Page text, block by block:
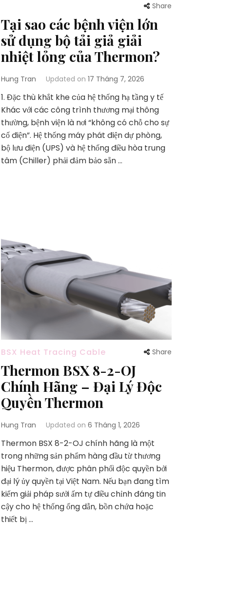
Share
Tại sao các bệnh viện lớn
sử dụng bộ tải giả giải
nhiệt lỏng của Thermon?
Hung Tran Updated on 17 Tháng 7, 2026
1. Đặc thù khắt khe của hệ thống hạ tầng y tế
Khác với các công trình thương mại thông
thường, bệnh viện là nơi “không có chỗ cho sự
cố điện”. Hệ thống máy phát điện dự phòng,
bộ lưu điện (UPS) và hệ thống điều hòa trung
tâm (Chiller) phải đảm bảo sẵn …
BSX Heat Tracing Cable Share
Thermon BSX 8-2-OJ
Chính Hãng – Đại Lý Độc
Quyền Thermon
Hung Tran Updated on 6 Tháng 1, 2026
Thermon BSX 8-2-OJ chính hãng là một
trong những sản phẩm hàng đầu từ thương
hiệu Thermon, được phân phối độc quyền bởi
đại lý ủy quyền tại Việt Nam. Nếu bạn đang tìm
kiếm giải pháp sưởi ấm tự điều chỉnh đáng tin
cậy cho hệ thống ống dẫn, bồn chứa hoặc
thiết bị …